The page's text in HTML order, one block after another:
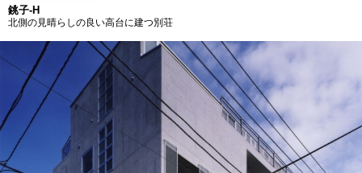
銚子-H
北側の見晴らしの良い高台に建つ別荘